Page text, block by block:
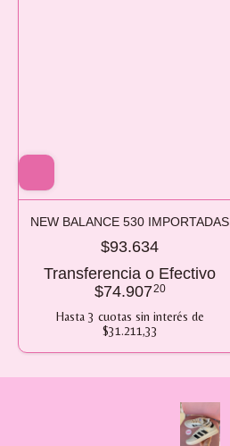
NEW BALANCE 530 IMPORTADAS
$93.634
Transferencia o Efectivo
$74.90720
Hasta 3 cuotas sin interés de
$31.211,33